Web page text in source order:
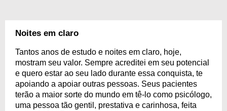
Noites em claro
Tantos anos de estudo e noites em claro, hoje,
mostram seu valor. Sempre acreditei em seu potencial
e quero estar ao seu lado durante essa conquista, te
apoiando a apoiar outras pessoas. Seus pacientes
terão a maior sorte do mundo em tê-lo como psicólogo,
uma pessoa tão gentil, prestativa e carinhosa, feita